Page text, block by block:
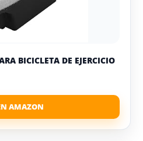
BICICLETA DE EJERCICIO